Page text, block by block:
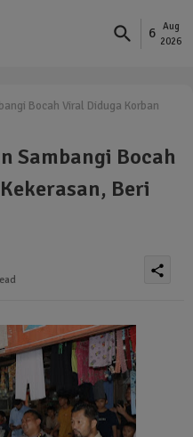
6
Aug
2026
Bocah Viral Diduga Korban
Sambangi Bocah
Beri
share